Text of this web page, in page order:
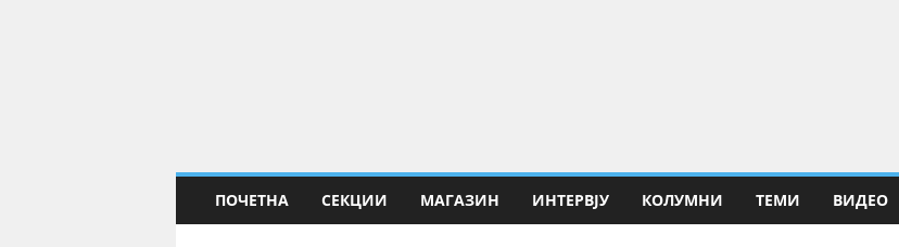
ПОЧЕТНА СЕКЦИИ МАГАЗИН ИНТЕРВЈУ КОЛУМНИ ТЕМИ ВИДЕО